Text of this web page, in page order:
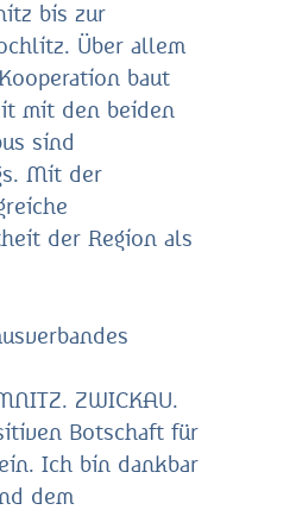
bis zur
Über allem
baut
mit den beiden
sind
Mit der
der Region als
ZWICKAU.
Botschaft für
Ich bin dankbar
dem